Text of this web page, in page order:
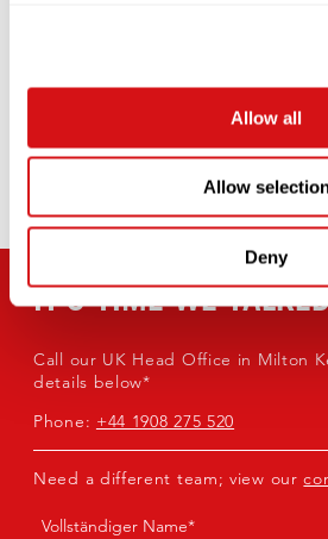
Allow all
Allow
Deny
IT’S TIME WE
Call our UK Head Office in Milton
details below*
Phone: +44 1908 275 520
Need a different team; view our
Name (Erforderlich)